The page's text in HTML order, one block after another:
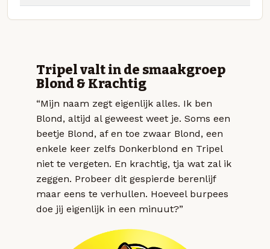
Tripel valt in de smaakgroep
Blond & Krachtig
“Mijn naam zegt eigenlijk alles. Ik ben
Blond, altijd al geweest weet je. Soms een
beetje Blond, af en toe zwaar Blond, een
enkele keer zelfs Donkerblond en Tripel
niet te vergeten. En krachtig, tja wat zal ik
zeggen. Probeer dit gespierde berenlijf
maar eens te verhullen. Hoeveel burpees
doe jij eigenlijk in een minuut?”